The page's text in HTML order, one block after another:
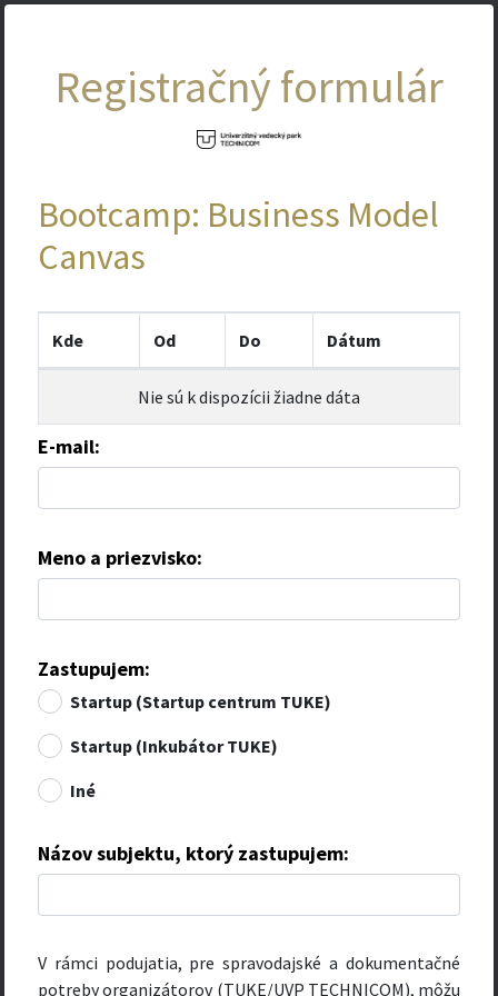
Registračný formulár
Bootcamp: Business Model
Canvas
Kde Od Do Dátum
Nie sú k dispozícii žiadne dáta
E-mail:
Meno a priezvisko:
Zastupujem:
Startup (Startup centrum TUKE)
Startup (Inkubátor TUKE)
Iné
Názov subjektu, ktorý zastupujem:
V rámci podujatia, pre spravodajské a dokumentačné
potreby organizátorov (TUKE/UVP TECHNICOM), môžu